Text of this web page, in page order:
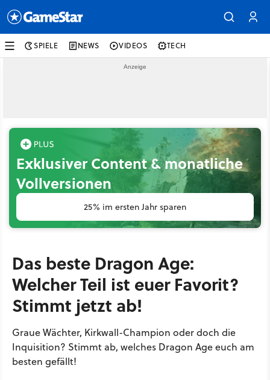
SPIELE NEWS VIDEOS TECH
Exklusiver Content & monatliche
Vollversionen
25% im ersten Jahr sparen
Das beste Dragon Age:
Welcher Teil ist euer Favorit?
Stimmt jetzt ab!
Graue Wächter, Kirkwall-Champion oder doch die
Inquisition? Stimmt ab, welches Dragon Age euch am
besten gefällt!